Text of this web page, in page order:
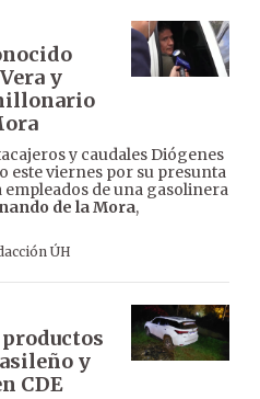
y
y caudales Diógenes
este viernes por su presunta
de una gasolinera
de la Mora,
ÚH
y
CDE